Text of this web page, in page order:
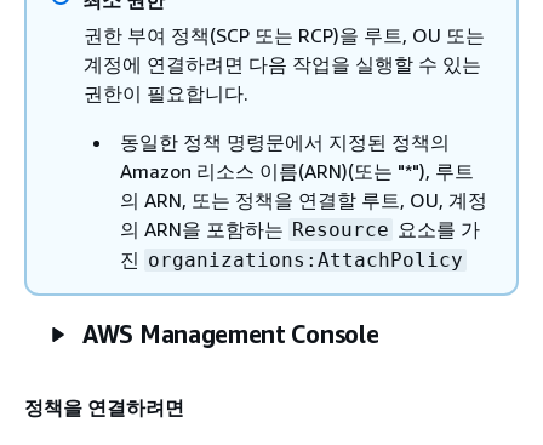
권한 부여 정책(SCP 또는 RCP)을 루트, OU 또는
계정에 연결하려면 다음 작업을 실행할 수 있는
권한이 필요합니다.
동일한 정책 명령문에서 지정된 정책의
Amazon 리소스 이름(ARN)(또는 "*"), 루트
의 ARN, 또는 정책을 연결할 루트, OU, 계정
의 ARN을 포함하는 Resource 요소를 가
진 organizations:AttachPolicy
AWS Management Console
정책을 연결하려면